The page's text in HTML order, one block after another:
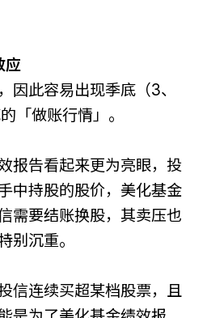
应
因此容易出现季底（3、
「做账行情」。
报告看起来更为亮眼，投
中持股的股价，美化基金
需要结账换股，其卖压也
别沉重。
信连续买超某档股票，且